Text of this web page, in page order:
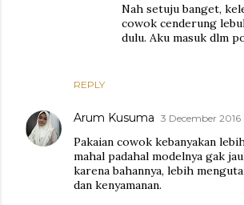
REPLY
Nah setuju banget,
cowok cenderung
dulu. Aku masuk dlm
Arum Kusuma 3 December 2016
Pakaian cowok kebanyakan
mahal padahal modelnya gak
karena bahannya, lebih
dan kenyamanan.